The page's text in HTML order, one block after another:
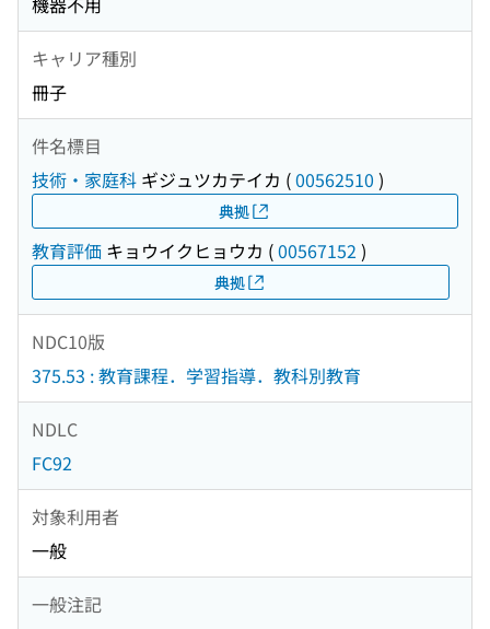
キャリア種別
冊子
件名標目
技術・家庭科 ギジュツカテイカ (00562510 )
典拠
教育評価 キョウイクヒョウカ (00567152 )
典拠
NDC10版
375.53 : 教育課程．学習指導．教科別教育
NDLC
FC92
対象利用者
一般
一般注記